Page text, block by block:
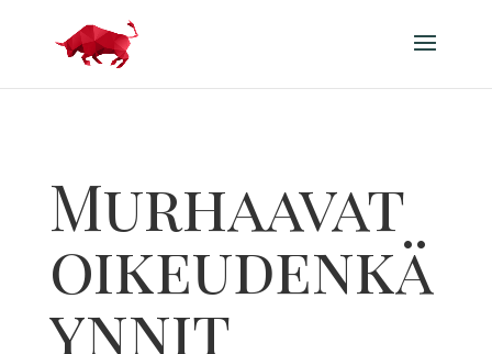
Murhaavat
oikeudenkä
ynnit